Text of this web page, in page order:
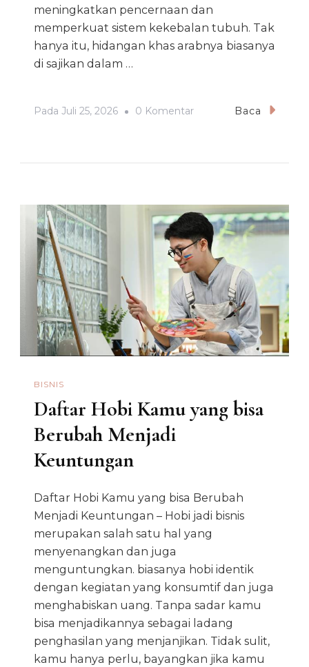
meningkatkan pencernaan dan
memperkuat sistem kekebalan tubuh. Tak
hanya itu, hidangan khas arabnya biasanya
di sajikan dalam …
Pada Juli 25, 2026 0 KomentarPada
Menggoda
Selera
Baca
BISNIS
Daftar Hobi Kamu yang bisa
Berubah Menjadi
Keuntungan
Daftar Hobi Kamu yang bisa Berubah
Menjadi Keuntungan – Hobi jadi bisnis
merupakan salah satu hal yang
menyenangkan dan juga
menguntungkan. biasanya hobi identik
dengan kegiatan yang konsumtif dan juga
menghabiskan uang. Tanpa sadar kamu
bisa menjadikannya sebagai ladang
penghasilan yang menjanjikan. Tidak sulit,
kamu hanya perlu, bayangkan jika kamu